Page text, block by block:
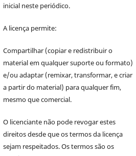
inicial neste periódico.
A licença permite:
Compartilhar (copiar e redistribuir o
material em qualquer suporte ou formato)
e/ou adaptar (remixar, transformar, e criar
a partir do material) para qualquer fim,
mesmo que comercial.
O licenciante não pode revogar estes
direitos desde que os termos da licença
sejam respeitados. Os termos são os